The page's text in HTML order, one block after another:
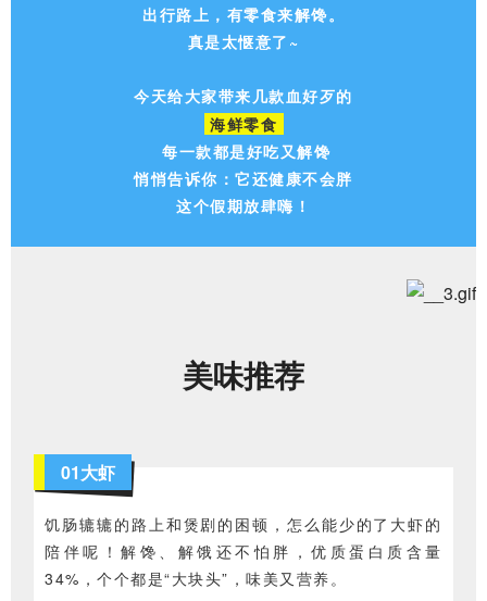
出行路上，有零食来解馋。
真是太惬意了~
今天给大家带来几款血好歹的
海鲜零食
每一款都是好吃又解馋
悄悄告诉你：它还健康不会胖
这个假期放肆嗨！
美味推荐
01大虾
饥肠辘辘的路上和煲剧的困顿，怎么能少的了大虾的
陪伴呢！解馋、解饿还不怕胖，优质蛋白质含量
34%，个个都是“大块头”，味美又营养。